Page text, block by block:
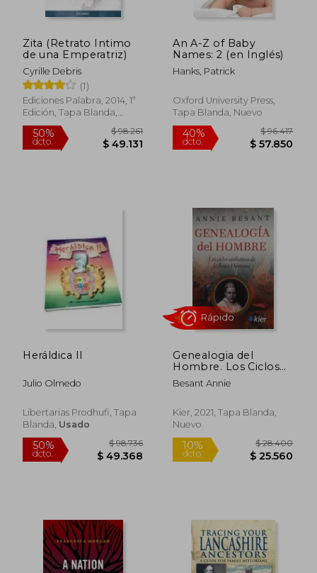
Rápido
Zita (Retrato Intimo
de una Emperatriz)
Cyrille Debris
(1)
Ediciones Palabra, 2014, 1ª
Edición, Tapa Blanda,
Nuevo
dcto. $ 49.131
An A-Z of Baby
Names: 2 (en Inglés)
Hanks, Patrick
Oxford University Press,
Tapa Blanda, Nuevo
dcto.
Heráldica II
Julio Olmedo
Libertarias Prodhufi, Tapa
Blanda, Usado
Genealogia del
Hombre. Los Ciclos
Evolutivos de las Raza
Humana
Besant Annie
Kier, 2021, Tapa Blanda,
Nuevo